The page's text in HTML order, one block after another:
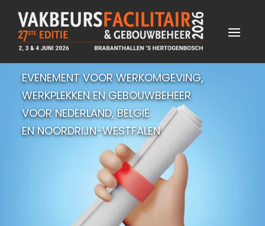
EVENEMENT VOOR WERKOMGEVING,
WERKPLEKKEN EN GEBOUWBEHEER
VOOR NEDERLAND, BELGIË
EN NOORDRIJN-WESTFALEN